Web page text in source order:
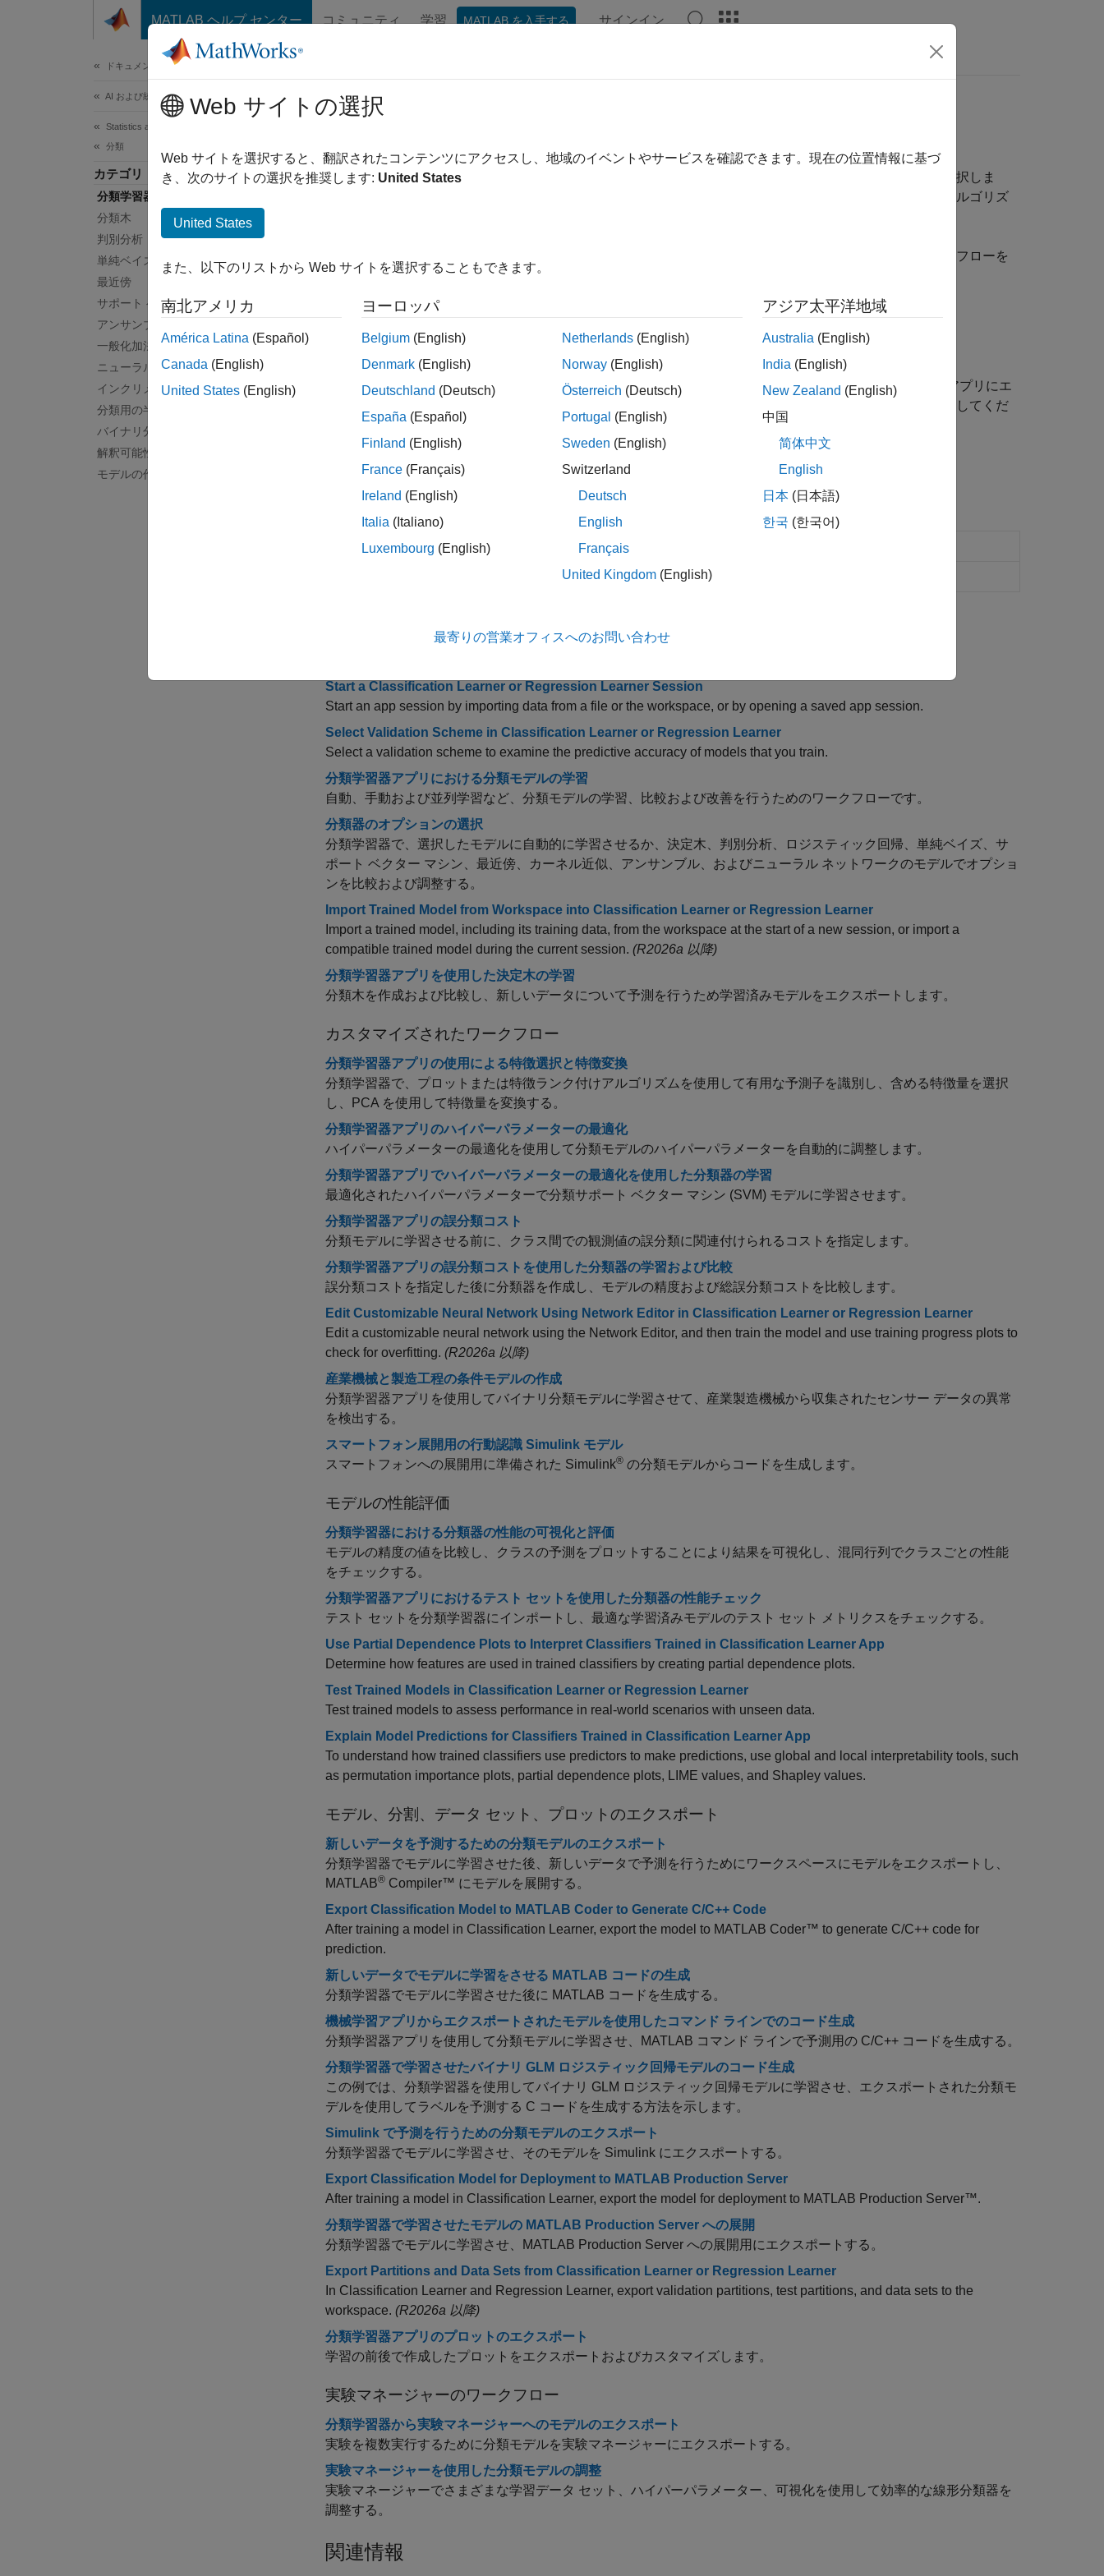
コンテンツへスキップ
MATLAB ヘルプ センター コミュニティ 学習 MATLAB を入手する サインイン
ドキュメンテーションのホーム
AI および統計
Statistics and Machine Learning Toolbox
分類
カテゴリ
分類学習器アプリ
分類木
判別分析
単純ベイズ
最近傍
サポート ベクター マシン分類
アンサンブル分類
一般化加法モデル
ニューラル ネットワーク
インクリメンタル学習
分類用の半教師あり学習
バイナリ分類の公平性
解釈可能性
モデルの作成と評価
分類学習器アプリ
分類モデルの対話的な学習、検証、調整
バイナリ問題またはマルチクラス問題用に分類モデルの学習と検証を行うための各種のアルゴリズムから選択しま
す。複数のモデルに学習をさせた後で、検証誤差を並べて比較し、最適なモデルを選択します。使用するアルゴリズ
このフローチャートは、分類学習器アプリで分類モデル、または分類器に学習させるための一般的なワークフローを
示しています。
分類学習器で学習させたいずれかのモデルを使用して実験を実行する場合は、モデルを実験マネージャー アプリにエ
を参照してくだ
さい。
回帰モデルの学習と検証を行う方法については、回帰学習器 を参照してください。
アプリ
分類学習器 教師あり機械学習を使用して、データを分類するようにモデルを学習させる
機械学習モデルの学習および比較に向けた実験の作成と実行
Start a Classification Learner or Regression Learner Session
Start an app session by importing data from a file or the workspace, or by opening a saved app session.
Select Validation Scheme in Classification Learner or Regression Learner
Select a validation scheme to examine the predictive accuracy of models that you train.
分類学習器アプリにおける分類モデルの学習
自動、手動および並列学習など、分類モデルの学習、比較および改善を行うためのワークフローです。
分類器のオプションの選択
分類学習器で、選択したモデルに自動的に学習させるか、決定木、判別分析、ロジスティック回帰、単純ベイズ、サ
ポート ベクター マシン、最近傍、カーネル近似、アンサンブル、およびニューラル ネットワークのモデルでオプショ
ンを比較および調整する。
Import Trained Model from Workspace into Classification Learner or Regression Learner
Import a trained model, including its training data, from the workspace at the start of a new session, or import a
compatible trained model during the current session. (R2026a 以降)
分類学習器アプリを使用した決定木の学習
分類木を作成および比較し、新しいデータについて予測を行うため学習済みモデルをエクスポートします。
カスタマイズされたワークフロー
分類学習器アプリの使用による特徴選択と特徴変換
分類学習器で、プロットまたは特徴ランク付けアルゴリズムを使用して有用な予測子を識別し、含める特徴量を選択
し、PCA を使用して特徴量を変換する。
分類学習器アプリのハイパーパラメーターの最適化
ハイパーパラメーターの最適化を使用して分類モデルのハイパーパラメーターを自動的に調整します。
分類学習器アプリでハイパーパラメーターの最適化を使用した分類器の学習
最適化されたハイパーパラメーターで分類サポート ベクター マシン (SVM) モデルに学習させます。
分類学習器アプリの誤分類コスト
分類モデルに学習させる前に、クラス間での観測値の誤分類に関連付けられるコストを指定します。
分類学習器アプリの誤分類コストを使用した分類器の学習および比較
誤分類コストを指定した後に分類器を作成し、モデルの精度および総誤分類コストを比較します。
Edit Customizable Neural Network Using Network Editor in Classification Learner or Regression Learner
Edit a customizable neural network using the Network Editor, and then train the model and use training progress plots to
check for overfitting. (R2026a 以降)
産業機械と製造工程の条件モデルの作成
分類学習器アプリを使用してバイナリ分類モデルに学習させて、産業製造機械から収集されたセンサー データの異常
を検出する。
スマートフォン展開用の行動認識 Simulink モデル
スマートフォンへの展開用に準備された Simulink® の分類モデルからコードを生成します。
モデルの性能評価
分類学習器における分類器の性能の可視化と評価
モデルの精度の値を比較し、クラスの予測をプロットすることにより結果を可視化し、混同行列でクラスごとの性能
をチェックする。
分類学習器アプリにおけるテスト セットを使用した分類器の性能チェック
テスト セットを分類学習器にインポートし、最適な学習済みモデルのテスト セット メトリクスをチェックする。
Use Partial Dependence Plots to Interpret Classifiers Trained in Classification Learner App
Determine how features are used in trained classifiers by creating partial dependence plots.
Test Trained Models in Classification Learner or Regression Learner
Test trained models to assess performance in real-world scenarios with unseen data.
Explain Model Predictions for Classifiers Trained in Classification Learner App
To understand how trained classifiers use predictors to make predictions, use global and local interpretability tools, such
as permutation importance plots, partial dependence plots, LIME values, and Shapley values.
モデル、分割、データ セット、プロットのエクスポート
新しいデータを予測するための分類モデルのエクスポート
分類学習器でモデルに学習させた後、新しいデータで予測を行うためにワークスペースにモデルをエクスポートし、
MATLAB® Compiler™ にモデルを展開する。
Export Classification Model to MATLAB Coder to Generate C/C++ Code
After training a model in Classification Learner, export the model to MATLAB Coder™ to generate C/C++ code for
prediction.
新しいデータでモデルに学習をさせる MATLAB コードの生成
分類学習器でモデルに学習させた後に MATLAB コードを生成する。
機械学習アプリからエクスポートされたモデルを使用したコマンド ラインでのコード生成
分類学習器アプリを使用して分類モデルに学習させ、MATLAB コマンド ラインで予測用の C/C++ コードを生成する。
分類学習器で学習させたバイナリ GLM ロジスティック回帰モデルのコード生成
この例では、分類学習器を使用してバイナリ GLM ロジスティック回帰モデルに学習させ、エクスポートされた分類モ
デルを使用してラベルを予測する C コードを生成する方法を示します。
Simulink で予測を行うための分類モデルのエクスポート
分類学習器でモデルに学習させ、そのモデルを Simulink にエクスポートする。
Export Classification Model for Deployment to MATLAB Production Server
After training a model in Classification Learner, export the model for deployment to MATLAB Production Server™.
分類学習器で学習させたモデルの MATLAB Production Server への展開
分類学習器でモデルに学習させ、
MATLAB Production Server への展開用にエクスポートする。
Export Partitions and Data Sets from Classification Learner or Regression Learner
In Classification Learner and Regression Learner, export validation partitions, test partitions, and data sets to the
workspace. (R2026a 以降)
分類学習器アプリのプロットのエクスポート
学習の前後で作成したプロットをエクスポートおよびカスタマイズします。
実験マネージャーのワークフロー
分類学習器から実験マネージャーへのモデルのエクスポート
実験を複数実行するために分類モデルを実験マネージャーにエクスポートする。
実験マネージャーを使用した分類モデルの調整
実験マネージャーでさまざまな学習データ セット、ハイパーパラメーター、可視化を使用して効率的な線形分類器を
調整する。
関連情報
Web サイトの選択
Web サイトを選択すると、翻訳されたコンテンツにアクセスし、地域のイベントやサービスを確認できます。現在の位置情報に基づ
き、次のサイトの選択を推奨します: United States
United States
また、以下のリストから Web サイトを選択することもできます。
南北アメリカ
América Latina (Español)
Canada (English)
United States (English)
ヨーロッパ
Belgium (English)
Denmark (English)
Deutschland (Deutsch)
España (Español)
Finland (English)
France (Français)
Ireland (English)
Italia (Italiano)
Luxembourg (English)
Netherlands (English)
Norway (English)
Österreich (Deutsch)
Portugal (English)
Sweden (English)
Switzerland
Deutsch
English
Français
United Kingdom (English)
アジア太平洋地域
Australia (English)
India (English)
New Zealand (English)
中国
简体中文
English
日本 (日本語)
한국 (한국어)
最寄りの営業オフィスへのお問い合わせ